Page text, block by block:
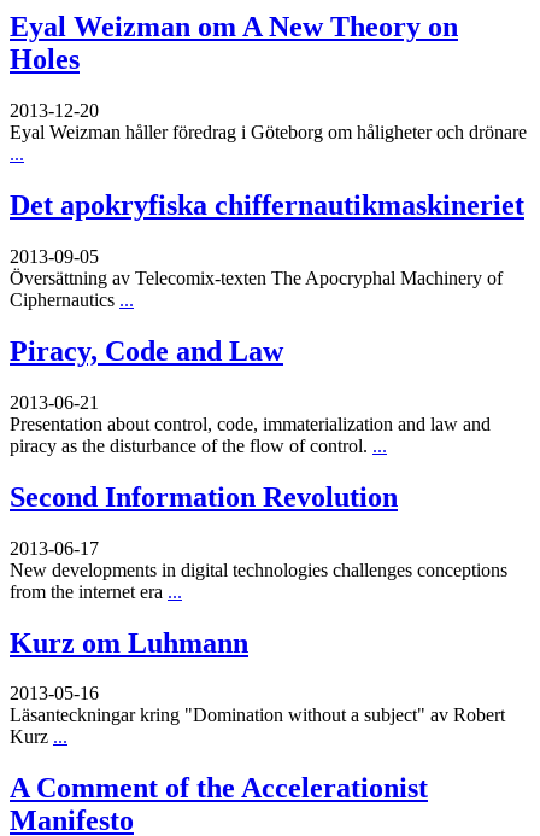
Eyal Weizman om A New Theory on
Holes
2013-12-20
Eyal Weizman håller föredrag i Göteborg om håligheter och drönare
...
Det apokryfiska chiffernautikmaskineriet
2013-09-05
Översättning av Telecomix-texten The Apocryphal Machinery of
Ciphernautics ...
Piracy, Code and Law
2013-06-21
Presentation about control, code, immaterialization and law and
piracy as the disturbance of the flow of control. ...
Second Information Revolution
2013-06-17
New developments in digital technologies challenges conceptions
from the internet era ...
Kurz om Luhmann
2013-05-16
Läsanteckningar kring "Domination without a subject" av Robert
Kurz ...
A Comment of the Accelerationist
Manifesto